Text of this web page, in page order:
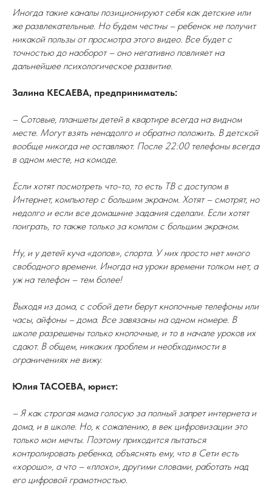
Иногда такие каналы позиционируют себя как детские или
же развлекательные. Но будем честны – ребенок не получит
никакой пользы от просмотра этого видео. Все будет с
точностью до наоборот – оно негативно повлияет на
дальнейшее психологическое развитие.
Залина КЕСАЕВА, предприниматель:
– Сотовые, планшеты детей в квартире всегда на видном
месте. Могут взять ненадолго и обратно положить. В детской
вообще никогда не оставляют. После 22:00 телефоны всегда
в одном месте, на комоде.
Если хотят посмотреть что-то, то есть ТВ с доступом в
Интернет, компьютер с большим экраном. Хотят – смотрят, но
недолго и если все домашние задания сделали. Если хотят
поиграть, то также только за компом с большим экраном.
Ну, и у детей куча «допов», спорта. У них просто нет много
свободного времени. Иногда на уроки времени толком нет, а
уж на телефон – тем более!
Выходя из дома, с собой дети берут кнопочные телефоны или
часы, айфоны – дома. Все завязаны на одном номере. В
школе разрешены только кнопочные, и то в начале уроков их
сдают. В общем, никаких проблем и необходимости в
ограничениях не вижу.
Юлия ТАСОЕВА, юрист:
– Я как строгая мама голосую за полный запрет интернета и
дома, и в школе. Но, к сожалению, в век цифровизации это
только мои мечты. Поэтому приходится пытаться
контролировать ребенка, объяснять ему, что в Сети есть
«хорошо», а что – «плохо», другими словами, работать над
его цифровой грамотностью.